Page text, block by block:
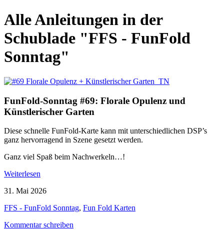
Alle Anleitungen in der
Schublade "FFS - FunFold
Sonntag"
FunFold-Sonntag #69: Florale Opulenz und
Künstlerischer Garten
Diese schnelle FunFold-Karte kann mit unterschiedlichen DSP’s
ganz hervorragend in Szene gesetzt werden.
Ganz viel Spaß beim Nachwerkeln…!
Weiterlesen
31. Mai 2026
FFS - FunFold Sonntag, Fun Fold Karten
Kommentar schreiben